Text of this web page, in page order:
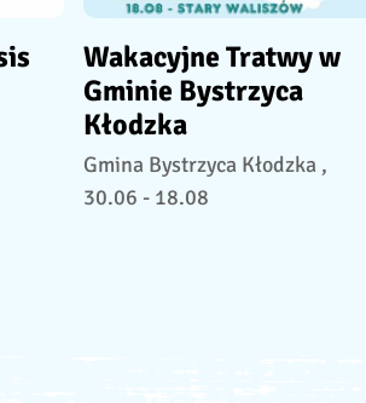
Wakacyjne Tratwy w
Gminie Bystrzyca
Kłodzka
Gmina Bystrzyca Kłodzka ,
30.06 - 18.08